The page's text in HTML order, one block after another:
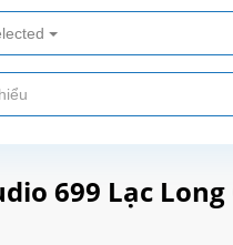
699 Lạc Long